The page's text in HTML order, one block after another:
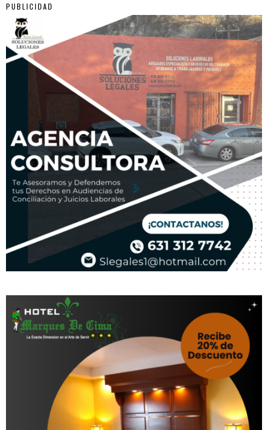
PUBLICIDAD